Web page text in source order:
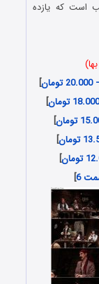
است که یازده
]
]
]
]
]
6
]